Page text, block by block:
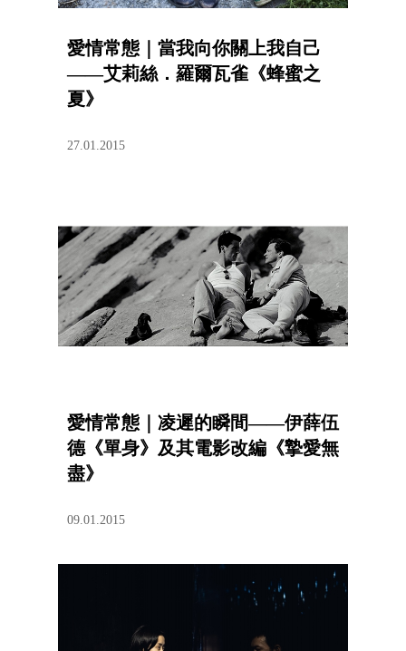
愛情常態｜當我向你關上我自己
——艾莉絲．羅爾瓦雀《蜂蜜之
夏》
27.01.2015
愛情常態｜凌遲的瞬間——伊薛伍
德《單身》及其電影改編《摯愛無
盡》
09.01.2015